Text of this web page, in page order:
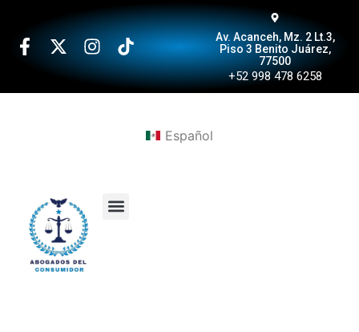
Av. Acanceh, Mz. 2 Lt.3,
Piso 3 Benito Juárez,
77500
+52 998 478 6258
Español